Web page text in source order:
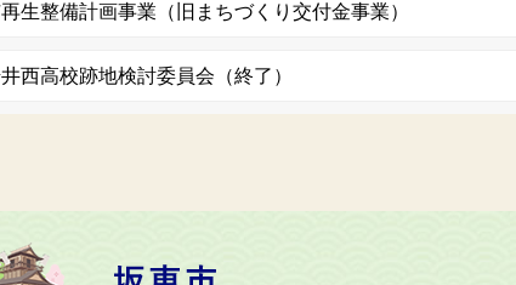
生整備計画事業（旧まちづくり交付金事業）
井西高校跡地検討委員会（終了）